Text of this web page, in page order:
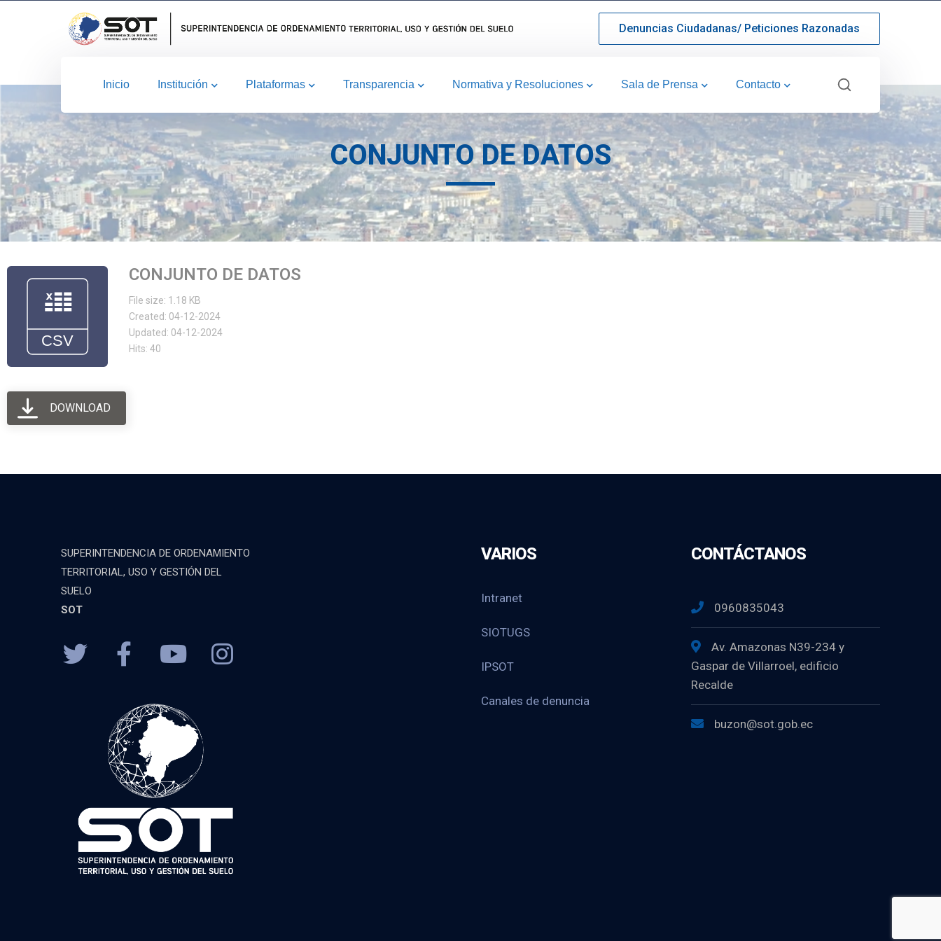
Denuncias Ciudadanas/ Peticiones Razonadas
Inicio Institución Plataformas Transparencia Normativa y Resoluciones Sala de Prensa Contacto
CONJUNTO DE DATOS
CONJUNTO DE DATOS
File size: 1.18 KB
Created: 04-12-2024
Updated: 04-12-2024
Hits: 40
DOWNLOAD
SUPERINTENDENCIA DE ORDENAMIENTO
TERRITORIAL, USO Y GESTIÓN DEL
SUELO
SOT
VARIOS
Intranet
SIOTUGS
IPSOT
Canales de denuncia
CONTÁCTANOS
0960835043
Av. Amazonas N39-234 y
Gaspar de Villarroel, edificio
Recalde
buzon@sot.gob.ec